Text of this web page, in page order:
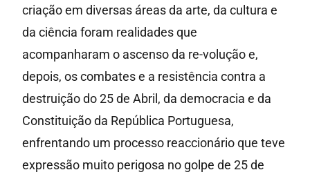
criação em diversas áreas da arte, da cultura e
da ciência foram realidades que
acompanharam o ascenso da re-volução e,
depois, os combates e a resistência contra a
destruição do 25 de Abril, da democracia e da
Constituição da República Portuguesa,
enfrentando um processo reaccionário que teve
expressão muito perigosa no golpe de 25 de